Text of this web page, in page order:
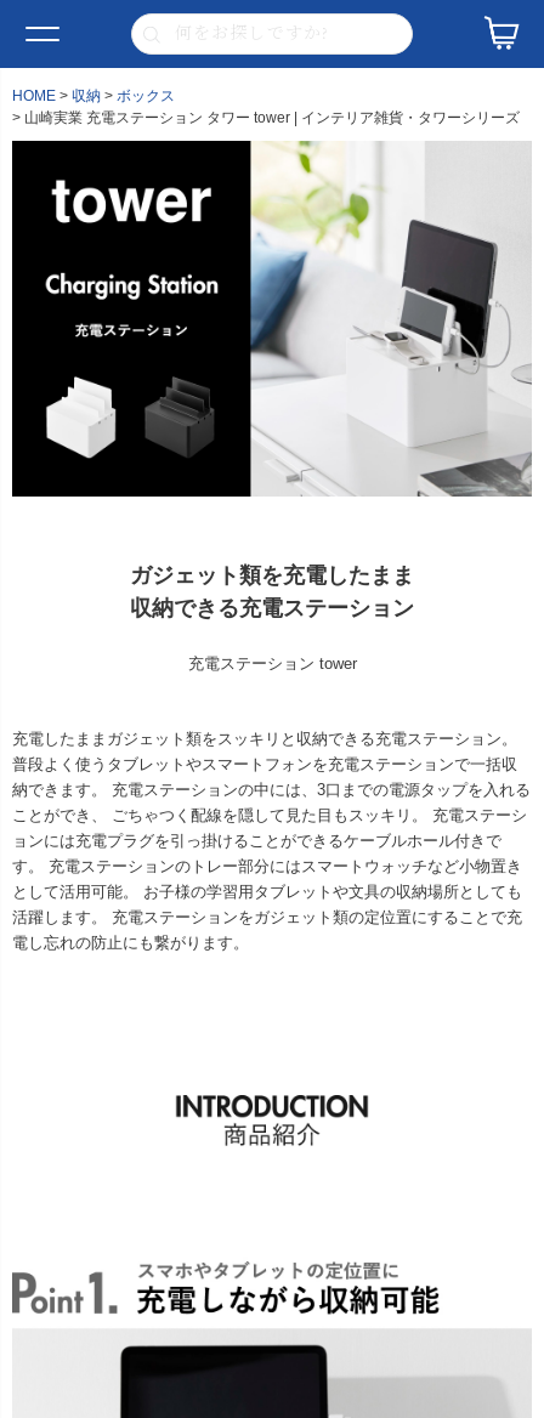
HOME 収納
ボックス
山崎実業 充電ステーション タワー tower | インテリア雑貨・タワーシリーズ
ガジェット類を充電したまま
収納できる充電ステーション
充電ステーション tower
充電したままガジェット類をスッキリと収納できる充電ステーション。
普段よく使うタブレットやスマートフォンを充電ステーションで一括収
納できます。 充電ステーションの中には、3口までの電源タップを入れる
ことができ、 ごちゃつく配線を隠して見た目もスッキリ。 充電ステーシ
ョンには充電プラグを引っ掛けることができるケーブルホール付きで
す。 充電ステーションのトレー部分にはスマートウォッチなど小物置き
として活用可能。 お子様の学習用タブレットや文具の収納場所としても
活躍します。 充電ステーションをガジェット類の定位置にすることで充
電し忘れの防止にも繋がります。